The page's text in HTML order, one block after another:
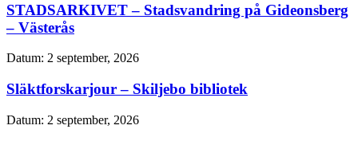
STADSARKIVET – Stadsvandring på Gideonsberg
– Västerås
Datum: 2 september, 2026
Släktforskarjour – Skiljebo bibliotek
Datum: 2 september, 2026